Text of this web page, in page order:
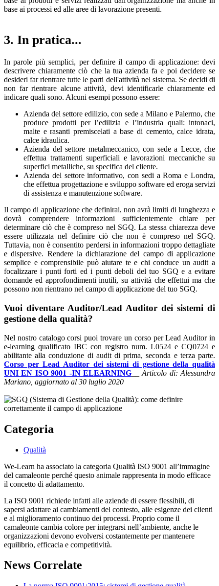
base ai processi ed alle aree di lavorazione presenti.
3. In pratica...
In parole più semplici, per definire il campo di applicazione: devi
descrivere chiaramente ciò che la tua azienda fa e poi decidere se
desideri far rientrare tutte le parti dell'attività nel sistema. Se decidi di
non far rientrare alcune attività, devi identificarle chiaramente ed
indicare quali sono. Alcuni esempi possono essere:
Azienda del settore edilizio, con sede a Milano e Palermo, che
produce prodotti per l’edilizia e l’industria quali: intonaci,
malte e rasanti premiscelati a base di cemento, calce idrata,
calce idraulica.
Azienda del settore metalmeccanico, con sede a Lecce, che
effettua trattamenti superficiali e lavorazioni meccaniche su
superfici metalliche, su specifica del cliente.
Azienda del settore informativo, con sedi a Roma e Londra,
che effettua progettazione e sviluppo software ed eroga servizi
di assistenza e manutenzione software.
Il campo di applicazione che definirai, non avrà limiti di lunghezza e
dovrà comprendere informazioni sufficientemente chiare per
determinare ciò che è compreso nel SGQ. La stessa chiarezza deve
essere utilizzata nel definire ciò che non è compreso nel SGQ.
Tuttavia, non è consentito perdersi in informazioni troppo dettagliate
e dispersive. Rendere la dichiarazione del campo di applicazione
semplice e comprensibile può aiutare te e chi conduce un audit a
focalizzare i punti forti ed i punti deboli del tuo SGQ e a evitare
domande ed approfondimenti inutili, su attività che effettui ma che
possono non rientrano nel campo di applicazione del tuo SGQ.
Vuoi diventare Auditor/Lead Auditor dei sistemi di
gestione della qualità?
Nel nostro catalogo corsi puoi trovare un corso per Lead Auditor in
e-learning qualificato IBC con registro num. L0524 e CQ0724 e
abilitante alla conduzione di audit di prima, seconda e terza parte.
Corso per Lead Auditor dei sistemi di gestione della qualità
UNI EN ISO 9001 -IN ELEARNING__Articolo di: Alessandra
Mariano, aggiornato al 30 luglio 2020
Categoria
Qualità
We-Learn ha associato la categoria Qualità ISO 9001 all’immagine
del camaleonte perché questo animale rappresenta in modo efficace
il concetto di adattamento.
La ISO 9001 richiede infatti alle aziende di essere flessibili, di
sapersi adattare ai cambiamenti del contesto, alle esigenze dei clienti
e al miglioramento continuo dei processi. Proprio come il
camaleonte cambia colore per integrarsi nell’ambiente, anche le
organizzazioni devono evolversi costantemente per mantenere
equilibrio, efficacia e competitività.
News Correlate